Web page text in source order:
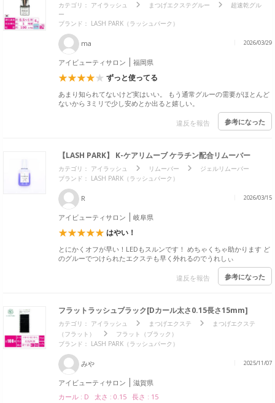
カテゴリ： アイラッシュ まつげエクステグルー
超速乾グル
ー
ブランド： LASH PARK（ラッシュパーク）
ma 2026/03/29
アイビューティサロン 福岡県
ずっと使ってる
あまり知られてないけど実はいい。 もう通常グルーの需要がほとんど
ないから 3ミリで少し安めとか出ると嬉しい。
違反を報告 参考になった
【LASH PARK】 K-ケアリムーブ ケラチン配合リムーバー
カテゴリ： アイラッシュ リムーバー
ジェルリムーバー
ブランド： LASH PARK（ラッシュパーク）
R 2026/03/15
アイビューティサロン 岐阜県
はやい！
とにかくオフが早い！LEDもスルンです！ めちゃくちゃ助かります ど
のグルーでつけられたエクステも早く外れるのでうれしぃ
違反を報告 参考になった
フラットラッシュブラック[Dカール太さ0.15長さ15mm]
カテゴリ： アイラッシュ まつげエクステ
まつげエクステ
（フラット）
フラット（ブラック）
ブランド： LASH PARK（ラッシュパーク）
みや 2025/11/07
アイビューティサロン
滋賀県
カール : D 太さ : 0.15 長さ : 15